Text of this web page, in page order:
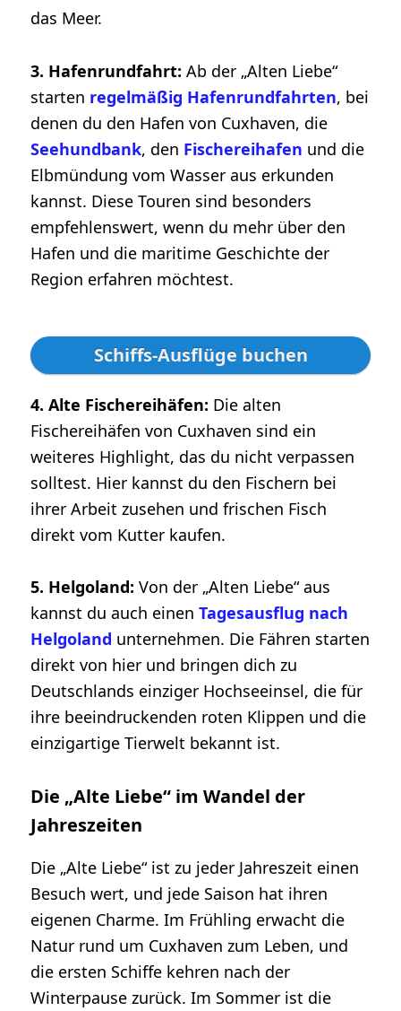
das Meer.
3. Hafenrundfahrt: Ab der „Alten Liebe“
starten regelmäßig Hafenrundfahrten, bei
denen du den Hafen von Cuxhaven, die
Seehundbank, den Fischereihafen und die
Elbmündung vom Wasser aus erkunden
kannst. Diese Touren sind besonders
empfehlenswert, wenn du mehr über den
Hafen und die maritime Geschichte der
Region erfahren möchtest.
Schiffs-Ausflüge buchen
4. Alte Fischereihäfen: Die alten
Fischereihäfen von Cuxhaven sind ein
weiteres Highlight, das du nicht verpassen
solltest. Hier kannst du den Fischern bei
ihrer Arbeit zusehen und frischen Fisch
direkt vom Kutter kaufen.
5. Helgoland: Von der „Alten Liebe“ aus
kannst du auch einenTagesausflug nach
Helgoland unternehmen. Die Fähren starten
direkt von hier und bringen dich zu
Deutschlands einziger Hochseeinsel, die für
ihre beeindruckenden roten Klippen und die
einzigartige Tierwelt bekannt ist.
Die „Alte Liebe“ im Wandel der
Jahreszeiten
Die „Alte Liebe“ ist zu jeder Jahreszeit einen
Besuch wert, und jede Saison hat ihren
eigenen Charme. Im Frühling erwacht die
Natur rund um Cuxhaven zum Leben, und
die ersten Schiffe kehren nach der
Winterpause zurück. Im Sommer ist die